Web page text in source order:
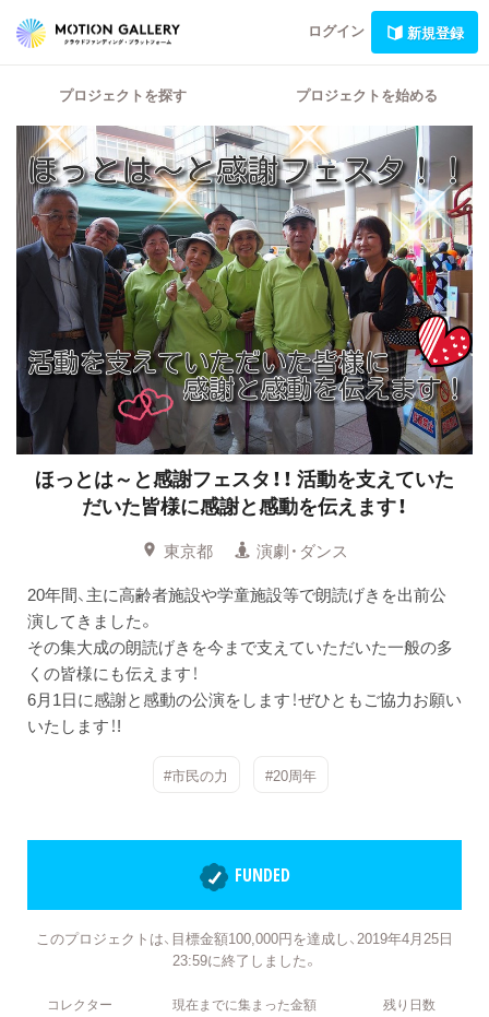
ログイン 新規登録
プロジェクトを探す プロジェクトを始める
ほっとは～と感謝フェスタ！！ 活動を支えていた
だいた皆様に感謝と感動を伝えます！
東京都
演劇・ダンス
20年間、主に高齢者施設や学童施設等で朗読げきを出前公
演してきました。
その集大成の朗読げきを今まで支えていただいた一般の多
くの皆様にも伝えます！
6月1日に感謝と感動の公演をします！ぜひともご協力お願い
いたします！!
#市民の力 #20周年
FUNDED
このプロジェクトは、目標金額100,000円を達成し、2019年4月25日
23:59に終了しました。
コレクター 現在までに集まった金額 残り日数